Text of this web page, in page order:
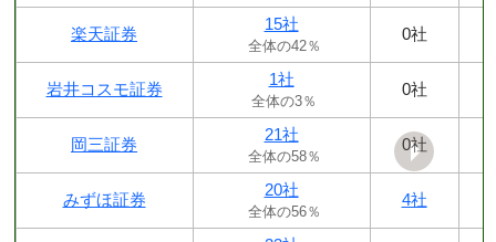
楽天証券
15社
全体の42％
0社
岩井コスモ証券
1社
全体の3％
0社
岡三証券
21社
全体の58％
0社
みずほ証券
20社
全体の56％
4社